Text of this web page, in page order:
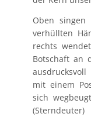
Oben
verhüllten
rechts
Botschaft an
mit einem
sich